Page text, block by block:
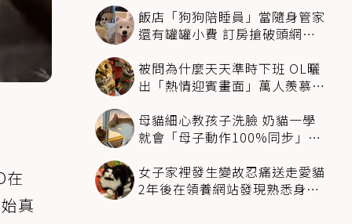
在
真
飯店「狗狗陪睡員」當隨身管家
還有罐罐小費 訂房搶破頭網友
被問為什麼天天準時下班 OL曬
出「熱情迎賓畫面」萬人羨慕：
母貓細心教孩子洗臉 奶貓一學
就會「母子動作100%同步」網
女子家裡發生變故忍痛送走愛貓
2年後在領養網站發現熟悉身影